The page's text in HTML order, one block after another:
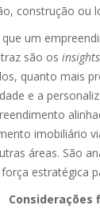
construção ou
um
são os insights
quanto mais
e a
imobiliário
áreas. São
estratégica
Considerações